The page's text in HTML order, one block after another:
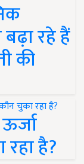
रहे हैं
की
है?